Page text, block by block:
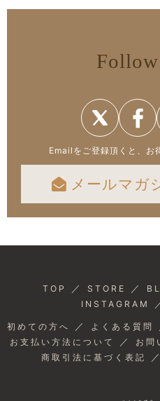
Emailをご登録頂くと、お
メールマガ
TOP ／ STORE ／
INSTAGRAM
初めての方へ ／ よくある質問
お支払い方法について ／ お問
商取引法に基づく表記